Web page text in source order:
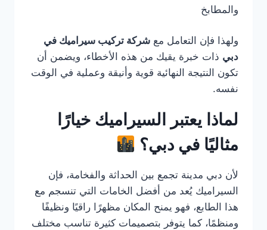
والمطابخ
ولهذا فإن التعامل مع شركة تركيب سيراميك في
دبي ذات خبرة يقيك من هذه الأخطاء، ويضمن أن
تكون النتيجة النهائية قوية وأنيقة وعملية في الوقت
نفسه.
لماذا يعتبر السيراميك خيارًا
مثاليًا في دبي؟
لأن دبي مدينة تجمع بين الحداثة والفخامة، فإن
السيراميك يُعد من أفضل الخامات التي تنسجم مع
هذا الطابع، فهو يمنح المكان مظهرًا راقيًا ونظيفًا
ومنظمًا، كما يتوفر بتصميمات كثيرة تناسب مختلف